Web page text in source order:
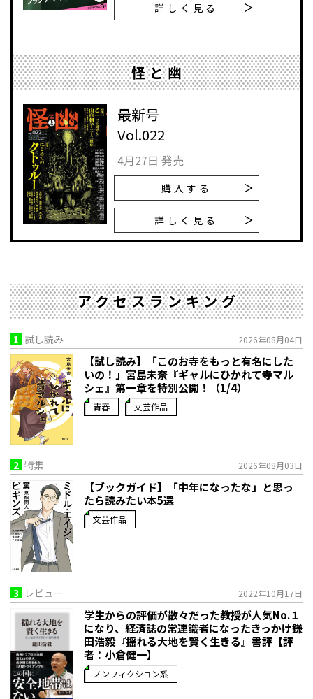
詳しく見る
怪と幽
最新号
Vol.022
4月27日 発売
購入する
詳しく見る
アクセスランキング
1 試し読み 2026年08月04日
【試し読み】「このお寺をもっと有名にした
いの！」宮島未奈『ギャルにひかれて寺マル
シェ』第一章を特別公開！（1/4）
青春 文芸作品
2 特集 2026年08月03日
【ブックガイド】「中年になったな」と思っ
たら読みたい本5選
文芸作品
3 レビュー 2022年10月17日
学生からの評価が散々だった教授が人気No.１
になり、経済誌の常連識者になったきっかけ――鎌
田浩毅『揺れる大地を賢く生きる』書評【評
者：小倉健一】
ノンフィクション系